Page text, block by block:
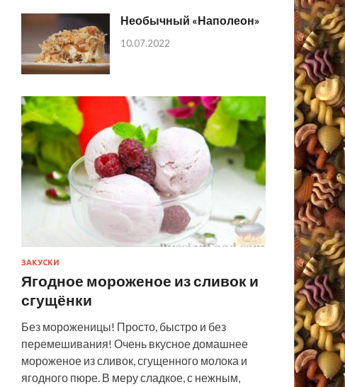
Необычный «Наполеон»
10.07.2022
ЗАКУСКИ
Ягодное мороженое из сливок и
сгущёнки
Без мороженицы! Просто, быстро и без
перемешивания! Очень вкусное домашнее
мороженое из сливок, сгущенного молока и
ягодного пюре. В меру сладкое, с нежным,